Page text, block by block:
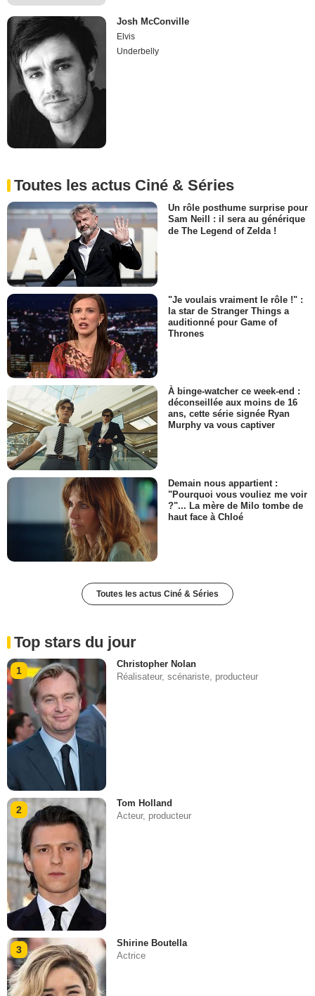
Josh McConville
Elvis
Underbelly
Toutes les actus Ciné & Séries
Un rôle posthume surprise pour
Sam Neill : il sera au générique
de The Legend of Zelda !
"Je voulais vraiment le rôle !" :
la star de Stranger Things a
auditionné pour Game of
Thrones
À binge-watcher ce week-end :
déconseillée aux moins de 16
ans, cette série signée Ryan
Murphy va vous captiver
Demain nous appartient :
"Pourquoi vous vouliez me voir
?"... La mère de Milo tombe de
haut face à Chloé
Toutes les actus Ciné & Séries
Top stars du jour
1
Christopher Nolan
Réalisateur, scénariste, producteur
2
Tom Holland
Acteur, producteur
3
Shirine Boutella
Actrice